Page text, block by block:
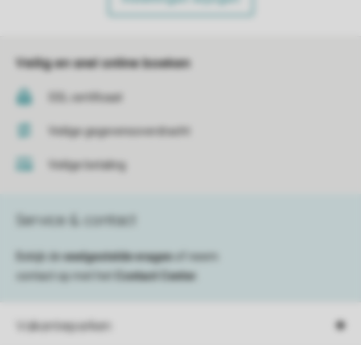
Veilig en snel online boeken
SSL certificaat
Veilige gegevensoverdracht
Veilige betaling
Vakantieparken
Service & contact
Bekijk de veelgestelde vragen
of neem
contact op met het
Contact Center